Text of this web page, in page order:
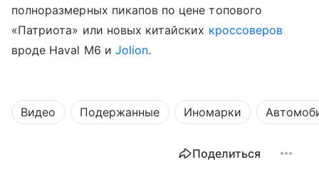
полноразмерных пикапов по цене топового
«Патриота» или новых китайских кроссоверов
вроде Haval M6 и Jolion.
Видео Подержанные Иномарки
Поделиться